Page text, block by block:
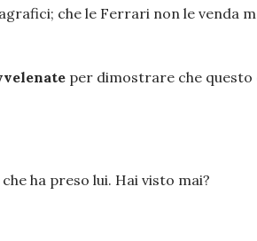
che le Ferrari non le venda
per dimostrare che questo
ha preso lui. Hai visto mai?